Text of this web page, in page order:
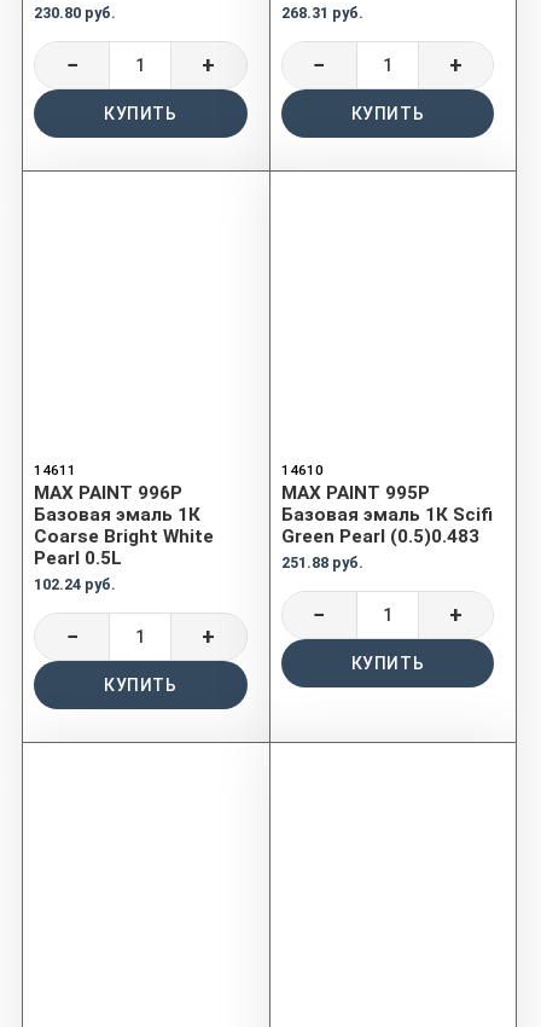
230.80 руб.
− +
КУПИТЬ
268.31 руб.
− +
КУПИТЬ
14611
MAX PAINT 996P
Базовая эмаль 1К
Coarse Bright White
Pearl 0.5L
102.24 руб.
− +
КУПИТЬ
14610
MAX PAINT 995P
Базовая эмаль 1К Scifi
Green Pearl (0.5)0.483
251.88 руб.
− +
КУПИТЬ